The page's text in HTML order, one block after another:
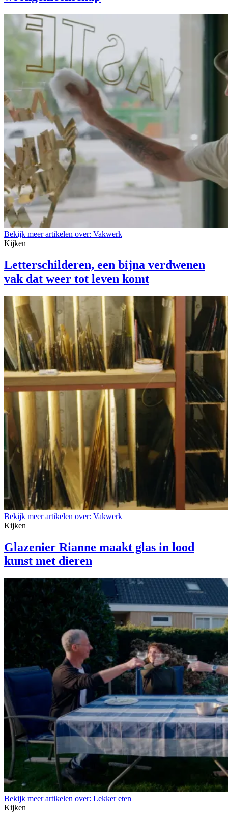
Bekijk meer artikelen over: Vakwerk
Kijken
Letterschilderen, een bijna verdwenen
vak dat weer tot leven komt
Bekijk meer artikelen over: Vakwerk
Kijken
Glazenier Rianne maakt glas in lood
kunst met dieren
Bekijk meer artikelen over: Lekker eten
Kijken